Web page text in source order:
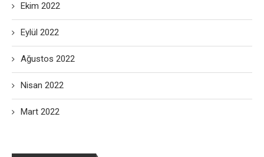
Ekim 2022
Eylül 2022
Ağustos 2022
Nisan 2022
Mart 2022